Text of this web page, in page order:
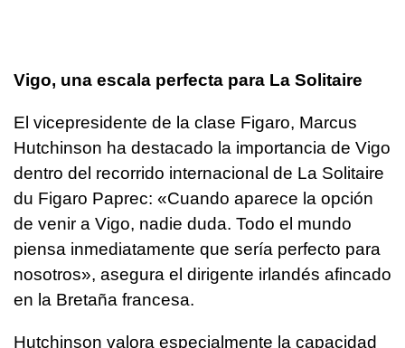
Vigo, una escala perfecta para La Solitaire
El vicepresidente de la clase Figaro, Marcus
Hutchinson ha destacado la importancia de Vigo
dentro del recorrido internacional de La Solitaire
du Figaro Paprec: «Cuando aparece la opción
de venir a Vigo, nadie duda. Todo el mundo
piensa inmediatamente que sería perfecto para
nosotros», asegura el dirigente irlandés afincado
en la Bretaña francesa.
Hutchinson valora especialmente la capacidad